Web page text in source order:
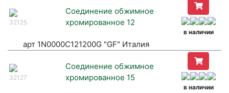
32125
Соединение обжимное
хромированное 12
в наличии
арт 1N0000C121200G "GF" Италия
32127
Соединение обжимное
хромированное 15
в наличии